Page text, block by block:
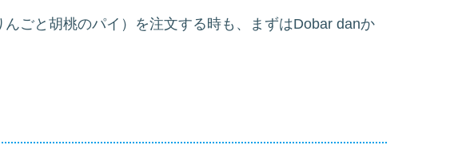
ごと胡桃のパイ）を注文する時も、まずはDobar danか